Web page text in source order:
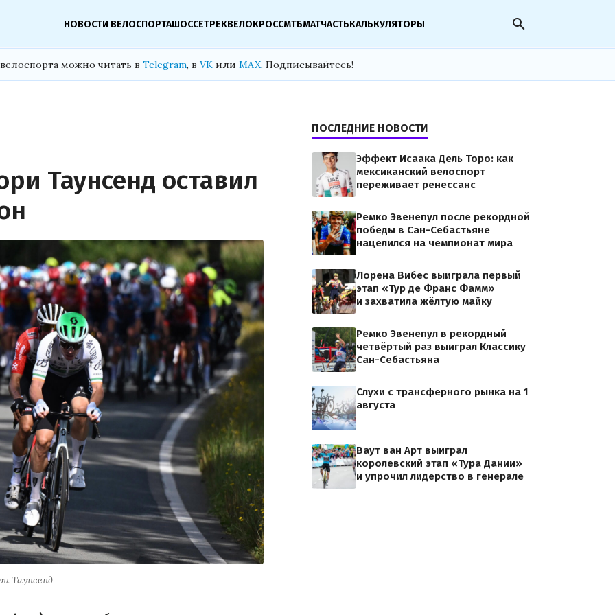
НОВОСТИ ВЕЛОСПОРТАШОССЕТРЕКВЕЛОКРОССМТБМАТЧАСТЬКАЛЬКУЛЯТОРЫ search
можно читать в Telegram, в VK или MAX. Подписывайтесь!
Таунсенд оставил
Таунсенд
ПОСЛЕДНИЕ НОВОСТИ
Эффект Исаака Дель Торо: как
мексиканский велоспорт
переживает ренессанс
Ремко Эвенепул после рекордной
победы в Сан-Себастьяне
нацелился на чемпионат мира
Лорена Вибес выиграла первый
этап «Тур де Франс Фамм»
и захватила жёлтую майку
Ремко Эвенепул в рекордный
четвёртый раз выиграл Классику
Сан-Себастьяна
Слухи с трансферного рынка на 1
августа
Ваут ван Арт выиграл
королевский этап «Тура Дании»
и упрочил лидерство в генерале